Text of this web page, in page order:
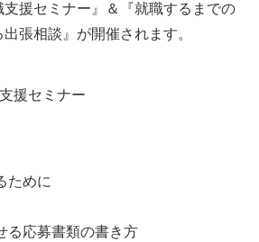
支援セミナー』＆『就職するまでの
張相談』が開催されます。
援セミナー
ために
る応募書類の書き方